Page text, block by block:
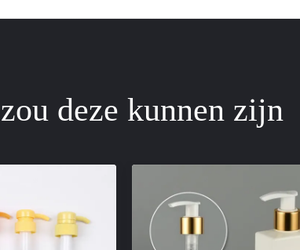
deze kunnen zijn